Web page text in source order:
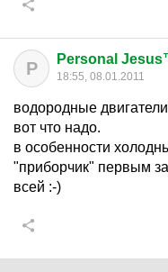
P Personal
18:55, 08.01.2011
водородные
вот что надо.
в особенности
"приборчик" первым
всей :-)